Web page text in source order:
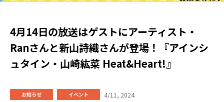
4月14日の放送はゲストにアーティスト・
Ranさんと新山詩織さんが登場！『アインシ
ュタイン・山崎紘菜 Heat&Heart!』
お知らせ イベント 4/11, 2024